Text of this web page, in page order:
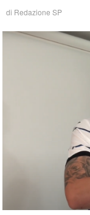
di Redazione SP